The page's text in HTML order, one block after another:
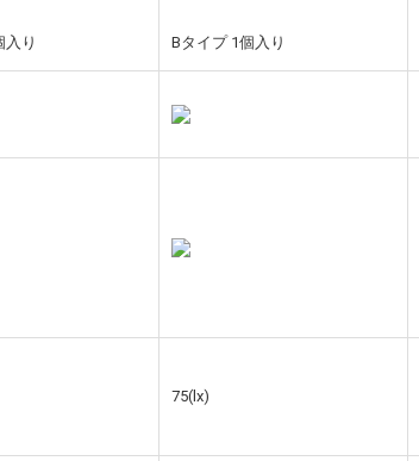
入り
Bタイプ 1個入り
75(lx)